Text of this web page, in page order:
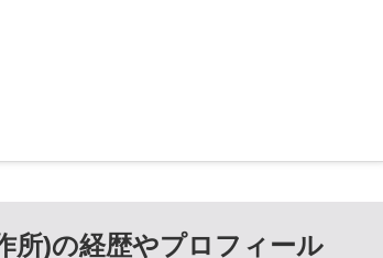
所)の経歴やプロフィール